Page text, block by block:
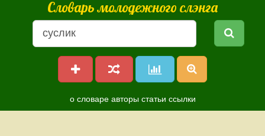
Словарь молодежного слэнга
о словаре авторы статьи ссылки